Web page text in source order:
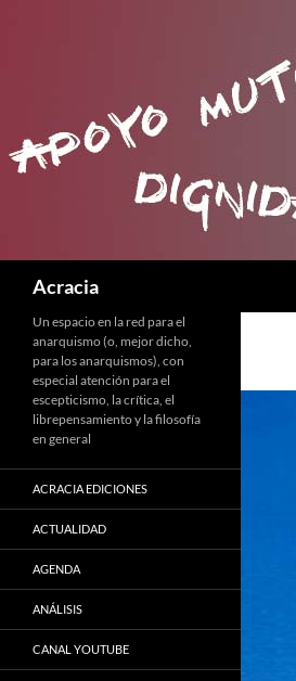
Acracia
Un espacio en la red para el
anarquismo (o, mejor dicho,
para los anarquismos), con
especial atención para el
escepticismo, la crítica, el
librepensamiento y la filosofía
en general
ACRACIA EDICIONES
ACTUALIDAD
AGENDA
ANÁLISIS
CANAL YOUTUBE